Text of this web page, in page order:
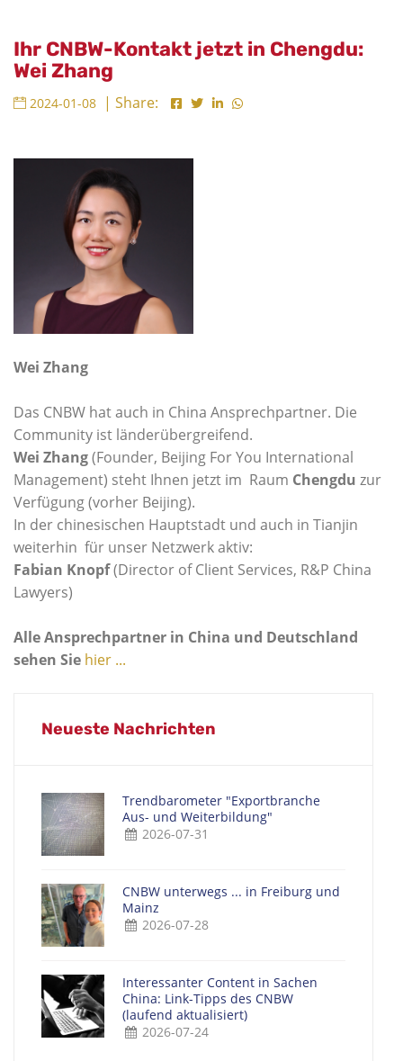
Ihr CNBW-Kontakt jetzt in Chengdu:
Wei Zhang
2024-01-08 | Share:
Wei Zhang
Das CNBW hat auch in China Ansprechpartner. Die
Community ist länderübergreifend.
Wei Zhang(Founder, Beijing For You International
Management) steht Ihnen jetzt im Raum Chengdu zur
Verfügung (vorher Beijing).
In der chinesischen Hauptstadt und auch in Tianjin
weiterhin für unser Netzwerk aktiv:
Fabian Knopf(Director of Client Services, R&P China
Lawyers)
Alle Ansprechpartner in China und Deutschland
sehen Sie hier ...
Neueste Nachrichten
Trendbarometer "Exportbranche
Aus- und Weiterbildung"
2026-07-31
CNBW unterwegs ... in Freiburg und
Mainz
2026-07-28
Interessanter Content in Sachen
China: Link-Tipps des CNBW
(laufend aktualisiert)
2026-07-24